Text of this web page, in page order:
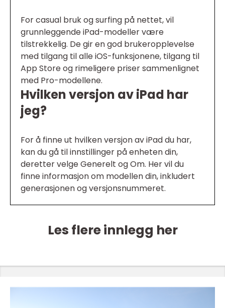
For casual bruk og surfing på nettet, vil
grunnleggende iPad-modeller være
tilstrekkelig. De gir en god brukeropplevelse
med tilgang til alle iOS-funksjonene, tilgang til
App Store og rimeligere priser sammenlignet
med Pro-modellene.
Hvilken versjon av iPad har
jeg?
For å finne ut hvilken versjon av iPad du har,
kan du gå til innstillinger på enheten din,
deretter velge Generelt og Om. Her vil du
finne informasjon om modellen din, inkludert
generasjonen og versjonsnummeret.
Les flere innlegg her